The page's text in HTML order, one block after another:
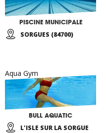
PISCINE MUNICIPALE
SORGUES (84700)
Aqua Gym
BULL AQUATIC
L'ISLE SUR LA SORGUE